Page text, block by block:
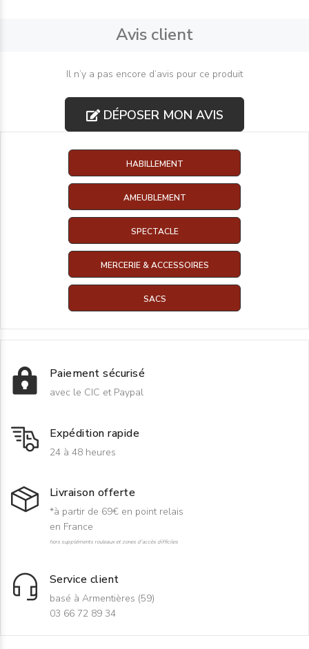
Avis client
Il n’y a pas encore d’avis pour ce produit
DÉPOSER MON AVIS
HABILLEMENT
AMEUBLEMENT
SPECTACLE
MERCERIE & ACCESSOIRES
SACS
Paiement sécurisé
avec le CIC et Paypal
Expédition rapide
24 à 48 heures
Livraison offerte
*à partir de 69€ en point relais
en France
hors suppléments rouleaux et zones d'accès difficiles
Service client
basé à Armentières (59)
03 66 72 89 34